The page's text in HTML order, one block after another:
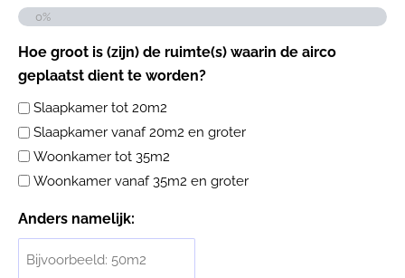
0%
Hoe groot is (zijn) de ruimte(s) waarin de airco
geplaatst dient te worden?
Slaapkamer tot 20m2
Slaapkamer vanaf 20m2 en groter
Woonkamer tot 35m2
Woonkamer vanaf 35m2 en groter
Anders namelijk: